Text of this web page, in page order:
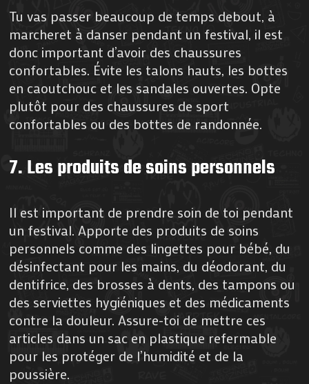
Tu vas passer beaucoup de temps debout, à
marcheret à danser pendant un festival, il est
donc important d’avoir des chaussures
confortables. Évite les talons hauts, les bottes
en caoutchouc et les sandales ouvertes. Opte
plutôt pour des chaussures de sport
confortables ou des bottes de randonnée.
7. Les produits de soins personnels
Il est important de prendre soin de toi pendant
un festival. Apporte des produits de soins
personnels comme des lingettes pour bébé, du
désinfectant pour les mains, du déodorant, du
dentifrice, des brosses à dents, des tampons ou
des serviettes hygiéniques et des médicaments
contre la douleur. Assure-toi de mettre ces
articles dans un sac en plastique refermable
pour les protéger de l’humidité et de la
poussière.